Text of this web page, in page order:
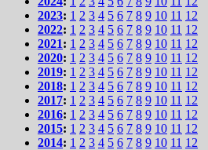
2023: 1 2 3 4 5 6 7 8 9 10 11 12
2022: 1 2 3 4 5 6 7 8 9 10 11 12
2021: 1 2 3 4 5 6 7 8 9 10 11 12
2020: 1 2 3 4 5 6 7 8 9 10 11 12
2019: 1 2 3 4 5 6 7 8 9 10 11 12
2018: 1 2 3 4 5 6 7 8 9 10 11 12
2017: 1 2 3 4 5 6 7 8 9 10 11 12
2016: 1 2 3 4 5 6 7 8 9 10 11 12
2015: 1 2 3 4 5 6 7 8 9 10 11 12
2014: 1 2 3 4 5 6 7 8 9 10 11 12